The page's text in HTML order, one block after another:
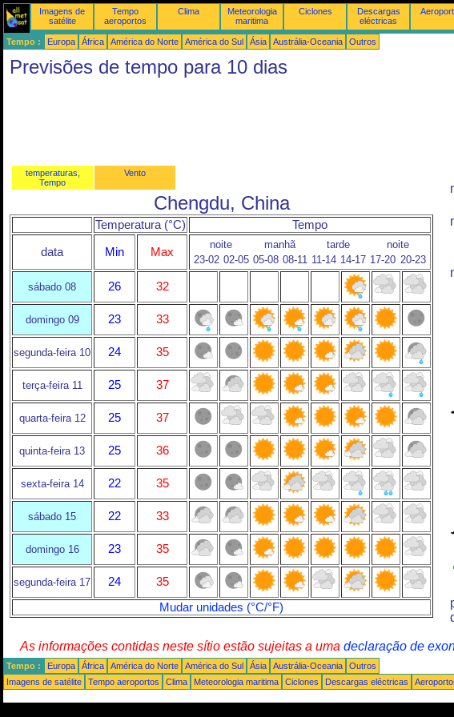
Imagens de
satélite
Tempo
aeroportos
Clima
Meteorologia
maritima
Ciclones
Descargas
eléctricas
Tempo : Europa África América do Norte América do Sul Ásia Austrália-Oceania Outros
Previsões de tempo para 10 dias
temperaturas,
Tempo
Vento
Chengdu, China
Temperatura (°C) Tempo
data Min Max
noite manhã tarde
noite
23-02 02-05 05-08 08-11 11-14 14-17 17-20 20-23
sábado 08 26 32
domingo 09 23 33
segunda-feira 10 24 35
terça-feira 11 25 37
quarta-feira 12 25 37
quinta-feira 13 25 36
sexta-feira 14 22 35
sábado 15 22 33
domingo 16 23 35
segunda-feira 17 24
35
Mudar unidades (°C/°F)
As informações contidas neste sítio estão sujeitas a uma declaração de
Tempo : Europa África América do Norte América do Sul Ásia Austrália-Oceania
Outros
Imagens de satélite
Tempo aeroportos Clima Meteorologia maritima Ciclones Descargas eléctricas